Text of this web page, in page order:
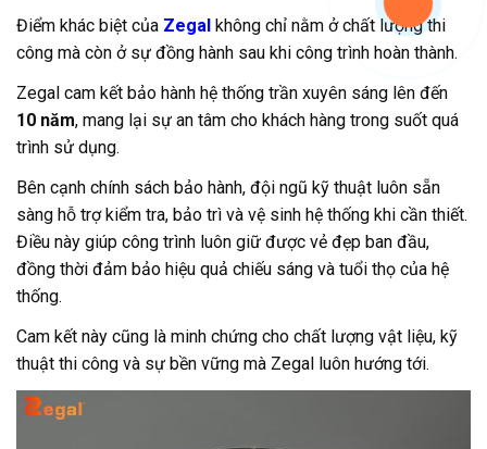
Điểm khác biệt của Zegal không chỉ nằm ở chất lượng thi
công mà còn ở sự đồng hành sau khi công trình hoàn thành.
Zegal cam kết bảo hành hệ thống trần xuyên sáng lên đến
10 năm, mang lại sự an tâm cho khách hàng trong suốt quá
trình sử dụng.
Bên cạnh chính sách bảo hành, đội ngũ kỹ thuật luôn sẵn
sàng hỗ trợ kiểm tra, bảo trì và vệ sinh hệ thống khi cần thiết.
Điều này giúp công trình luôn giữ được vẻ đẹp ban đầu,
đồng thời đảm bảo hiệu quả chiếu sáng và tuổi thọ của hệ
thống.
Cam kết này cũng là minh chứng cho chất lượng vật liệu, kỹ
thuật thi công và sự bền vững mà Zegal luôn hướng tới.